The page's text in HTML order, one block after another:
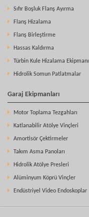
Sıfır Boşluk Flanş Ayırma
Flanş Hizalama
Flanş Birleştirme
Hassas Kaldırma
Türbin Kule Hizalama Ekipmanı
Hidrolik Somun Patlatmalar
Garaj Ekipmanları
Motor Toplama Tezgahları
Katlanabilir Atölye Vinçleri
Amortisör Çektirmeler
Takım Asma Panoları
Hidrolik Atölye Presleri
Alüminyum Köprü Vinçler
Endüstriyel Video Endoskoplar